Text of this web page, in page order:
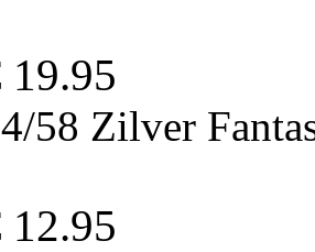
19.95
58 Zilver
12.95